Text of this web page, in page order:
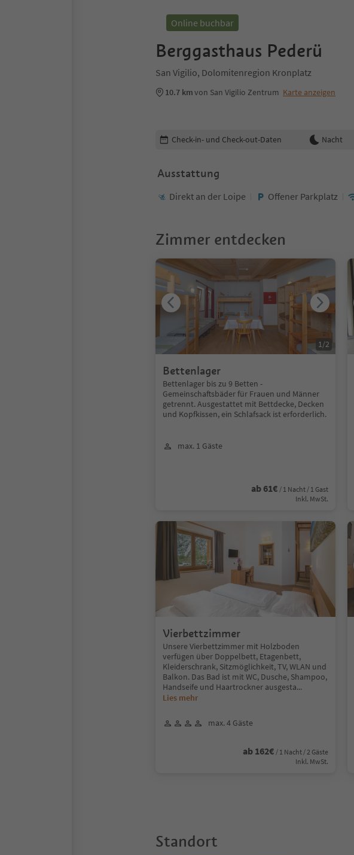
Online buchbar
Berggasthaus Pederü
San Vigilio, Dolomitenregion Kronplatz
10.7 kmvon San Vigilio Zentrum Karte anzeigen
Buchungsdetails bearbeiten
Check-in- und Check-out-Daten Nacht
Ausstattung
Direkt an der Loipe Offener Parkplatz
Zimmer entdecken
Bettenlager
Bettenlager bis zu 9 Betten -
Gemeinschaftsbäder für Frauen und Männer
getrennt. Ausgestattet mit Bettdecke, Decken
und Kopfkissen, ein Schlafsack ist erforderlich.
max. 1 Gäste
ab 61€ / 1 Nacht / 1 Gast
Inkl. MwSt.
1/2
Vierbettzimmer
Unsere Vierbettzimmer mit Holzboden
verfügen über Doppelbett, Etagenbett,
Kleiderschrank, Sitzmöglichkeit, TV, WLAN und
Balkon. Das Bad ist mit WC, Dusche, Shampoo,
Handseife und Haartrockner ausgesta...
Lies mehr
max. 4 Gäste
ab 162€ / 1 Nacht / 2 Gäste
Inkl. MwSt.
Standort